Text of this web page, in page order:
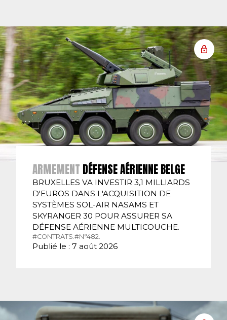
ARMEMENT DÉFENSE AÉRIENNE BELGE
BRUXELLES VA INVESTIR 3,1 MILLIARDS
D'EUROS DANS L'ACQUISITION DE
SYSTÈMES SOL-AIR NASAMS ET
SKYRANGER 30 POUR ASSURER SA
DÉFENSE AÉRIENNE MULTICOUCHE.
#CONTRATS.#N°482.
Publié le : 7 août 2026